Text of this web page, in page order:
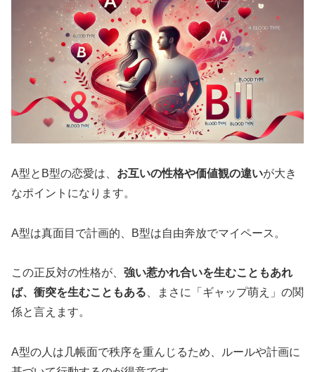
A型とB型の恋愛は、 お互いの性格や価値観の違いが大き
なポイントになります。
A型は真面目で計画的、B型は自由奔放でマイペース。
この正反対の性格が、 強い惹かれ合いを生むこともあれ
ば、衝突を生むこともある 、まさに「ギャップ萌え」の関
係と言えます。
A型の人は几帳面で秩序を重んじるため、ルールや計画に